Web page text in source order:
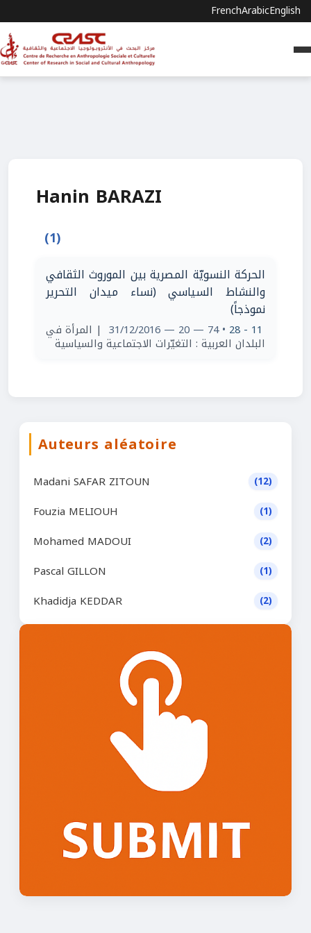
FrenchArabicEnglish
Hanin BARAZI
(1)
الحركة النسويّة المصرية بين الموروث الثقافي
والنشاط السياسي (نساء ميدان التحرير
نموذجاً)
11 - 28
• 74 — 20 — 31/12/2016 | المرأة في
البلدان العربية : التغيّرات الاجتماعية والسياسية
Auteurs aléatoire
Madani SAFAR ZITOUN (12)
Fouzia MELIOUH (1)
Mohamed MADOUI (2)
Pascal GILLON (1)
Khadidja KEDDAR (2)